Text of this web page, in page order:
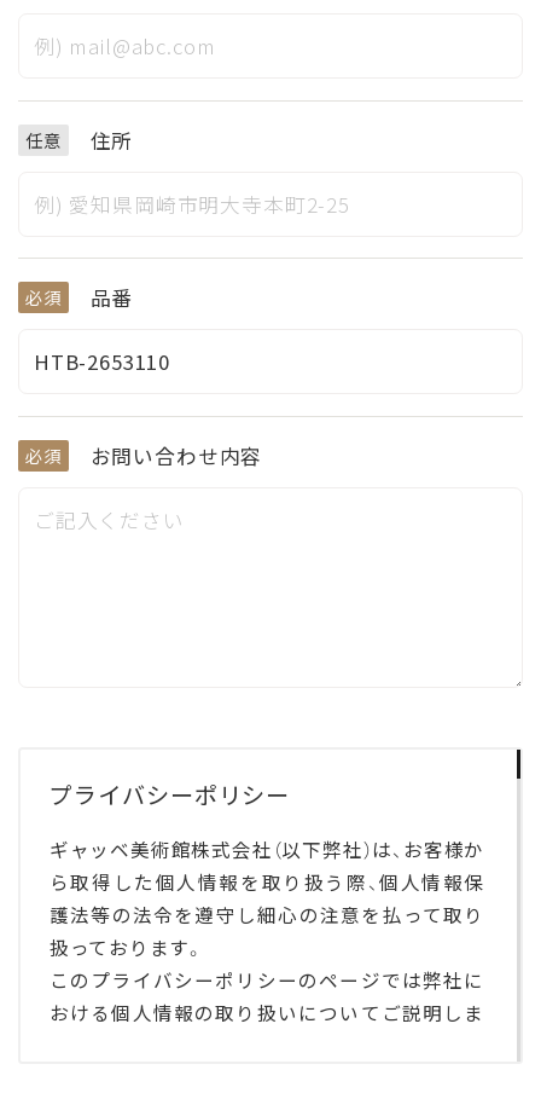
任意 住所
必須 品番
必須 お問い合わせ内容
プライバシーポリシー
ギャッベ美術館株式会社（以下弊社）は、お客様か
ら取得した個人情報を取り扱う際、個人情報保
護法等の法令を遵守し細心の注意を払って取り
扱っております。
このプライバシーポリシーのページでは弊社に
おける個人情報の取り扱いについてご説明しま